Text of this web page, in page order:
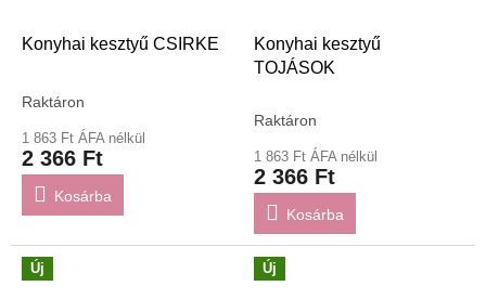
Konyhai kesztyű CSIRKE
A
átlagos
értékelése
ből
csillag.
Raktáron
1 863 Ft ÁFA nélkül
2 366 Ft
Kosárba
Konyhai kesztyű
TOJÁSOK
Raktáron
1 863 Ft ÁFA nélkül
2 366 Ft
Kosárba
Új Új